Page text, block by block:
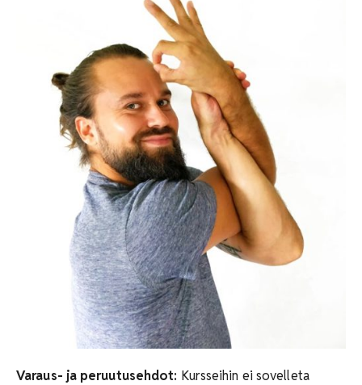
Varaus- ja peruutusehdot: Kursseihin ei sovelleta